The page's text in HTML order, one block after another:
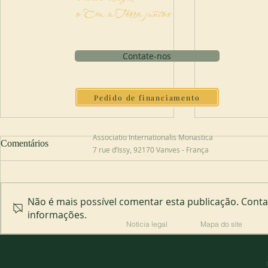
Abadia de Blauvac
Comentários
Não é mais possível comentar esta publicação.
informações.
o Céu à Terra juntos
Contate-nos
Pedido de financiamento
Associatio Internationalis Monastica
7 rue d’Issy, 92170 Vanves - França
Notícia legal Mapa do site